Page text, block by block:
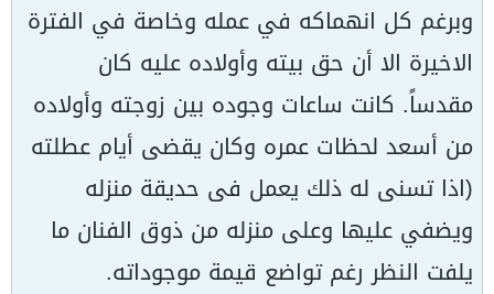
وبرغم كل انهماكه في عمله وخاصة في الفترة
الاخيرة الا أن حق بيته وأولاده عليه كان
مقدساً. كانت ساعات وجوده بين زوجته وأولاده
من أسعد لحظات عمره وكان يقضى أيام عطلته
(اذا تسنى له ذلك يعمل فى حديقة منزله
ويضفي عليها وعلى منزله من ذوق الفنان ما
يلفت النظر رغم تواضع قيمة موجوداته.